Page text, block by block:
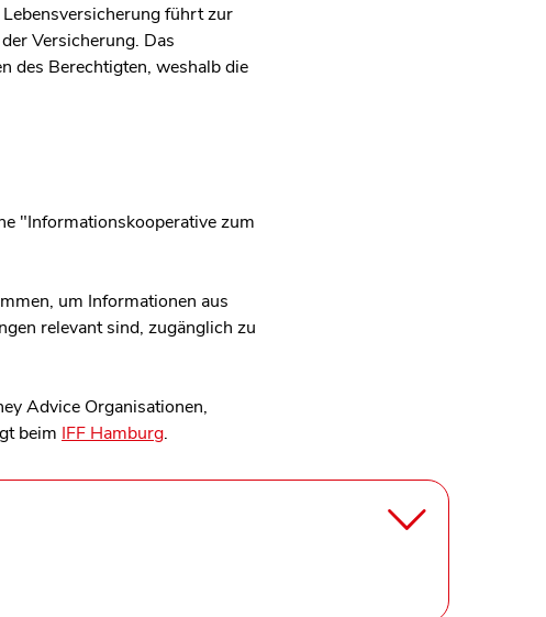
führt zur
Versicherung. Das
des Berechtigten, weshalb die
"Informationskooperative zum
um Informationen aus
relevant sind, zugänglich zu
Advice Organisationen,
beim IFF Hamburg.